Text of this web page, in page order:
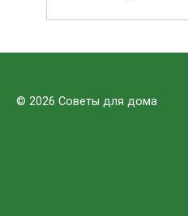
© 2026 Советы для дома